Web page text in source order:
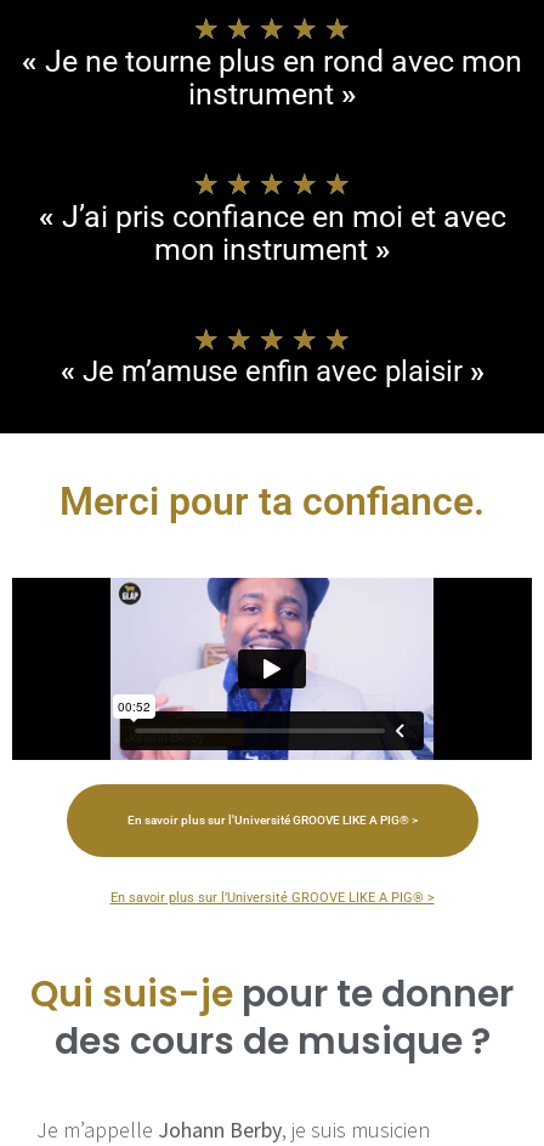
★ ★ ★ ★ ★
« Je ne tourne plus en rond avec mon
instrument »
★ ★ ★ ★ ★
« J’ai pris confiance en moi et avec
mon instrument »
★ ★ ★ ★ ★
« Je m’amuse enfin avec plaisir »
Merci pour ta confiance.
En savoir plus sur l'Université GROOVE LIKE A PIG® >
En savoir plus sur l’Université GROOVE LIKE A PIG® >
Qui suis-je pour te donner
des cours de musique ?
Je m’appelle Johann Berby, je suis musicien